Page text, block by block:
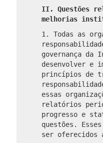
II. Questões
melhorias
1. Todas as
governança da
desenvolver e
princípios de
essas
relatórios
progresso e
questões.
ser oferecidos